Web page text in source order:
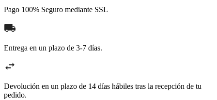
Pago 100% Seguro mediante SSL
Entrega en un plazo de 3-7 días.
Devolución en un plazo de 14 días hábiles tras la recepción de tu
pedido.